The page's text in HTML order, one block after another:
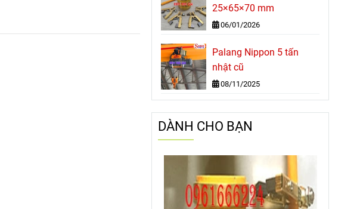
25×65×70 mm
06/01/2026
Palang Nippon 5 tấn
nhật cũ
08/11/2025
DÀNH CHO BẠN